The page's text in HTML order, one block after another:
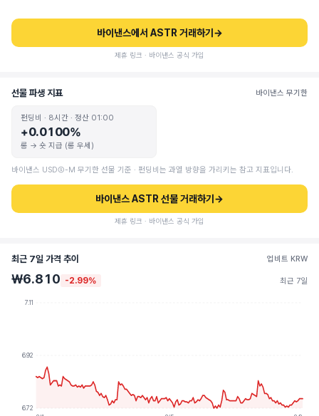
바이낸스에서 ASTR 거래하기 →
제휴 링크 · 바이낸스 공식 가입
선물 파생 지표 바이낸스 무기한
펀딩비 · 8시간 · 정산 01:00
+0.0100%
롱 → 숏 지급 (롱 우세)
바이낸스 USDⓈ-M 무기한 선물 기준 · 펀딩비는 과열 방향을 가리키는 참고 지표입니다.
바이낸스 ASTR 선물 거래하기 →
제휴 링크 · 바이낸스 공식 가입
최근 7일 가격 추이 업비트 KRW
₩6.810 -2.99% 최근 7일
7.11
6.92
6.72